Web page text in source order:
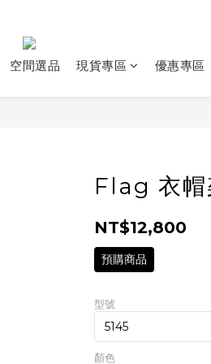
空間選品 現貨專區 優惠專區
Flag 衣帽
NT$12,800
預購商品
型號
顏色